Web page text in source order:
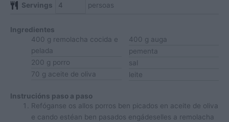
Servings persoas
Ingredientes
400 g remolacha cocida e
pelada
200 g porro
70 g aceite de oliva
400 g auga
pementa
sal
leite
Instrucións paso a paso
Refóganse os allos porros ben picados en aceite de oliva
e cando estéan ben pasados engádeselles a remolacha